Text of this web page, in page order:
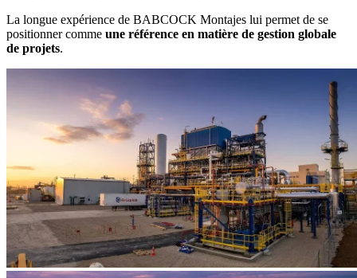
La longue expérience de BABCOCK Montajes lui permet de se
positionner comme une référence en matière de gestion globale
de projets.